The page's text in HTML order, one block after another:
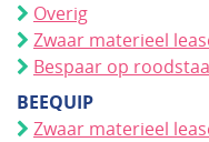
Overig
Zwaar materieel
Bespaar op
BEEQUIP
Zwaar materieel